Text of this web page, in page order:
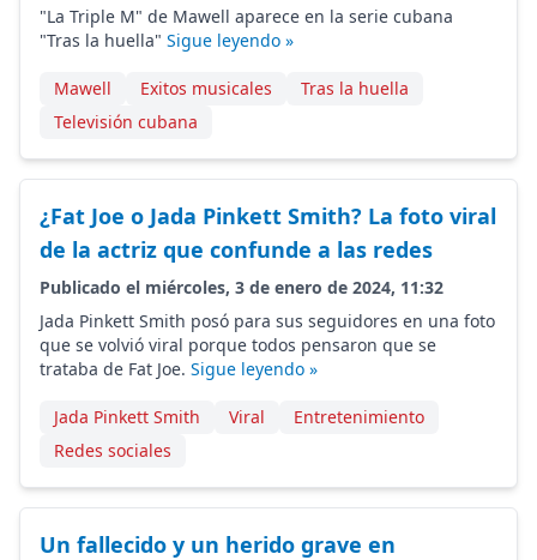
"La Triple M" de Mawell aparece en la serie cubana
"Tras la huella" Sigue leyendo »
Mawell Exitos musicales
Tras la huella
Televisión cubana
¿Fat Joe o Jada Pinkett Smith? La foto viral
de la actriz que confunde a las redes
Publicado el miércoles, 3 de enero de 2024, 11:32
Jada Pinkett Smith posó para sus seguidores en una foto
que se volvió viral porque todos pensaron que se
trataba de Fat Joe. Sigue leyendo »
Jada Pinkett Smith Viral
Entretenimiento
Redes sociales
Un fallecido y un herido grave en